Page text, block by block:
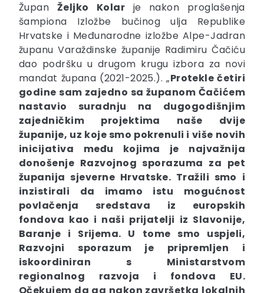
Župan Željko Kolar je nakon proglašenja
šampiona Izložbe bučinog ulja Republike
Hrvatske i Međunarodne izložbe Alpe-Jadran
županu Varaždinske županije Radimiru Čačiću
dao podršku u drugom krugu izbora za novi
mandat župana (2021-2025.). „Protekle četiri
godine sam zajedno sa županom Čačićem
nastavio suradnju na dugogodišnjim
zajedničkim projektima naše dvije
županije, uz koje smo pokrenuli i više novih
inicijativa među kojima je najvažnija
donošenje Razvojnog sporazuma za pet
županija sjeverne Hrvatske. Tražili smo i
inzistirali da imamo istu mogućnost
povlačenja sredstava iz europskih
fondova kao i naši prijatelji iz Slavonije,
Baranje i Srijema. U tome smo uspjeli,
Razvojni sporazum je pripremljen i
iskoordiniran s Ministarstvom
regionalnog razvoja i fondova EU.